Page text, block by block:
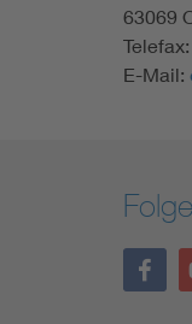
63069
E-Mail: